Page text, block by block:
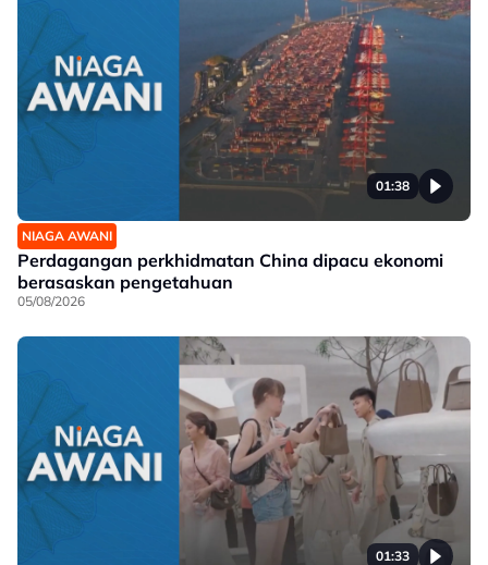
01:38
NIAGA AWANI
Perdagangan perkhidmatan China dipacu ekonomi
berasaskan pengetahuan
05/08/2026
01:33